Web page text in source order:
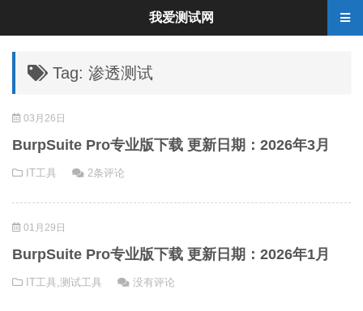
Tag: 渗透测试
03月26日
BurpSuite Pro专业版下载 更新日期：2026年3月
IT工具 2条评论
01月29日
BurpSuite Pro专业版下载 更新日期：2026年1月
IT工具,测试工具 没有评论
我爱测试网